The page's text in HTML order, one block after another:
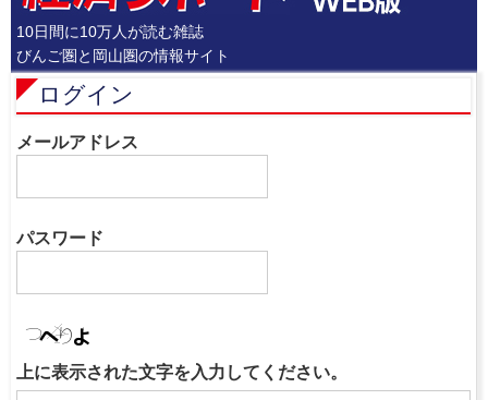
10日間に10万人が読む雑誌
びんご圏と岡山圏の情報サイト
ログイン
メールアドレス
パスワード
上に表示された文字を入力してください。